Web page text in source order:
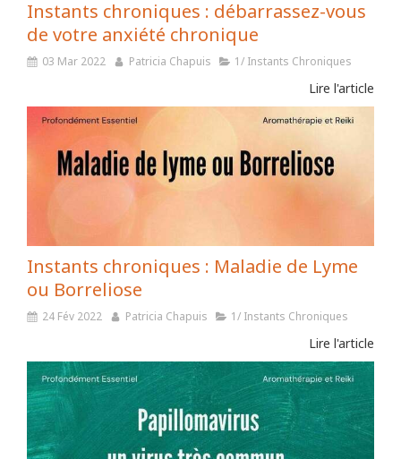
Instants chroniques : débarrassez-vous
de votre anxiété chronique
03 Mar 2022 Patricia Chapuis 1/ Instants Chroniques
Lire l'article
Instants chroniques : Maladie de Lyme
ou Borreliose
24 Fév 2022 Patricia Chapuis 1/ Instants Chroniques
Lire l'article